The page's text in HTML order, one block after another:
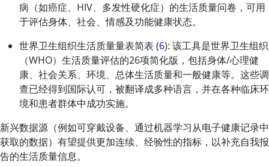
病（如癌症、HIV、多发性硬化症）的生活质量问卷，可用
于评估身体、社会、情感及功能健康状态。
世界卫生组织生活质量量表简表 (6): 该工具是世界卫生组织
（WHO）生活质量评估的26项简化版，包括身体/心理健
康、社会关系、环境、总体生活质量和一般健康等。这些调
查已经得到国际认可，被翻译成多种语言，并在各种临床环
境和患者群体中成功实施。
新兴数据源（例如可穿戴设备、通过机器学习从电子健康记录中
获取的数据）有望提供更加连续、经验性的指标，以补充自我报
告的生活质量信息。